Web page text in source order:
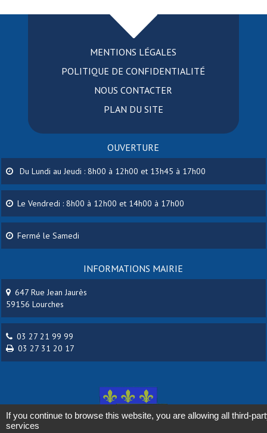
MENTIONS LÉGALES
POLITIQUE DE CONFIDENTIALITÉ
NOUS CONTACTER
PLAN DU SITE
OUVERTURE
Du Lundi au Jeudi : 8h00 à 12h00 et 13h45 à 17h00
Le Vendredi : 8h00 à 12h00 et 14h00 à 17h00
Fermé le Samedi
INFORMATIONS MAIRIE
647 Rue Jean Jaurès
59156 Lourches
03 27 21 99 99
03 27 31 20 17
If you continue to browse this website, you are allowing all third-
services